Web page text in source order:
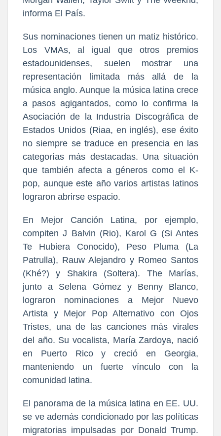
informa El País.
Sus nominaciones tienen un matiz histórico.
Los VMAs, al igual que otros premios
estadounidenses, suelen mostrar una
representación limitada más allá de la
música anglo. Aunque la música latina crece
a pasos agigantados, como lo confirma la
Asociación de la Industria Discográfica de
Estados Unidos (Riaa, en inglés), ese éxito
no siempre se traduce en presencia en las
categorías más destacadas. Una situación
que también afecta a géneros como el K-
pop, aunque este año varios artistas latinos
lograron abrirse espacio.
En Mejor Canción Latina, por ejemplo,
compiten J Balvin (Rio), Karol G (Si Antes
Te Hubiera Conocido), Peso Pluma (La
Patrulla), Rauw Alejandro y Romeo Santos
(Khé?) y Shakira (Soltera). The Marías,
junto a Selena Gómez y Benny Blanco,
lograron nominaciones a Mejor Nuevo
Artista y Mejor Pop Alternativo con Ojos
Tristes, una de las canciones más virales
del año. Su vocalista, María Zardoya, nació
en Puerto Rico y creció en Georgia,
manteniendo un fuerte vínculo con la
comunidad latina.
El panorama de la música latina en EE. UU.
se ve además condicionado por las políticas
migratorias impulsadas por Donald Trump.